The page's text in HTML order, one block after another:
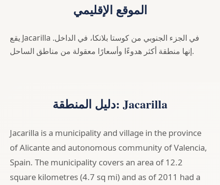
الموقع الإقليمي
يقع Jacarilla في الجزء الجنوبي من كوستا بلانكا، في الداخل.
إنها منطقة أكثر هدوءًا وأسعارًا معقولة من مناطق الساحل.
دليل المنطقة: Jacarilla
Jacarilla is a municipality and village in the province
of Alicante and autonomous community of Valencia,
Spain. The municipality covers an area of 12.2
square kilometres (4.7 sq mi) and as of 2011 had a